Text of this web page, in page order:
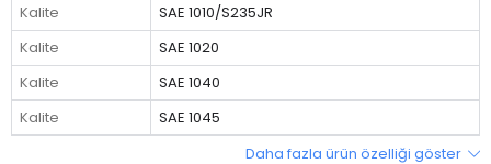
Kalite
SAE 1010/S235JR
Kalite
SAE 1020
Kalite
SAE 1040
Kalite
SAE 1045
Daha fazla ürün özelliği göster